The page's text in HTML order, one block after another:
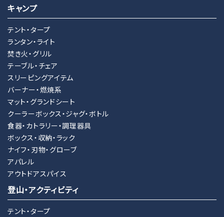
キーワード
カテゴリー
キャンプ
テント・タープ
ランタン・ライト
焚き火・グリル
テーブル・チェア
スリーピングアイテム
バーナー・燃焼系
マット・グランドシート
クーラーボックス・ジャグ・ボトル
食器・カトラリー・調理器具
ボックス・収納・ラック
ナイフ・刃物・グローブ
アパレル
アウトドアスパイス
登山・アクティビティ
テント・タープ